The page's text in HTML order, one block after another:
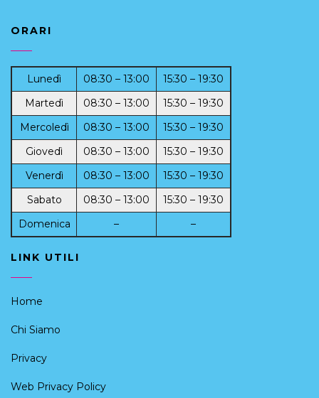
ORARI
Lunedì 08:30 – 13:00
15:30 – 19:30
Martedì
08:30 – 13:00
15:30 – 19:30
Mercoledì
08:30 – 13:00
15:30 – 19:30
Giovedì
08:30 – 13:00
15:30 – 19:30
Venerdì
08:30 – 13:00
15:30 – 19:30
Sabato
08:30 – 13:00
15:30 – 19:30
Domenica
– –
LINK UTILI
Home
Chi Siamo
Privacy
Web Privacy Policy